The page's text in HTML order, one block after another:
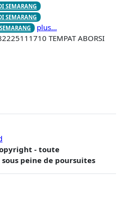
SEMARANG
SEMARANG
plus…
TEMPAT ABORSI
- toute
peine de poursuites